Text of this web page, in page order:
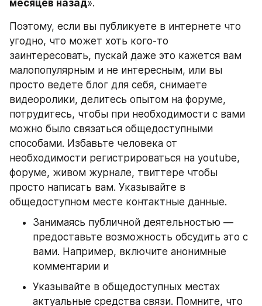
месяцев назад».
Поэтому, если вы публикуете в интернете что
угодно, что может хоть кого-то
заинтересовать, пускай даже это кажется вам
малопопулярным и не интересным, или вы
просто ведете блог для себя, снимаете
видеоролики, делитесь опытом на форуме,
потрудитесь, чтобы при необходимости с вами
можно было связаться общедоступными
способами. Избавьте человека от
необходимости регистрироваться на youtube,
форуме, живом журнале, твиттере чтобы
просто написать вам. Указывайте в
общедоступном месте контактные данные.
Занимаясь публичной деятельностью —
предоставьте возможность обсудить это с
вами. Например, включите анонимные
комментарии и
Указывайте в общедоступных местах
актуальные средства связи. Помните, что